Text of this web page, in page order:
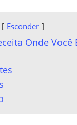
Esconder
Onde Você